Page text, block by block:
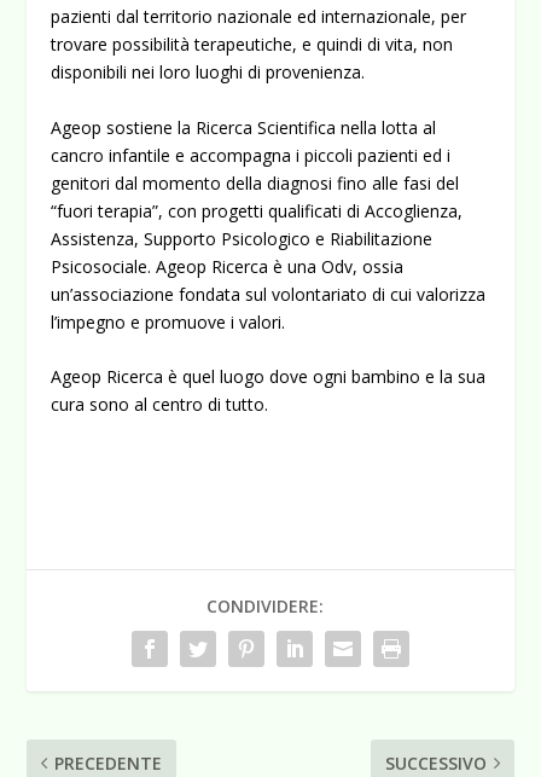
pazienti dal territorio nazionale ed internazionale, per
trovare possibilità terapeutiche, e quindi di vita, non
disponibili nei loro luoghi di provenienza.
Ageop sostiene la Ricerca Scientifica nella lotta al
cancro infantile e accompagna i piccoli pazienti ed i
genitori dal momento della diagnosi fino alle fasi del
“fuori terapia”, con progetti qualificati di Accoglienza,
Assistenza, Supporto Psicologico e Riabilitazione
Psicosociale. Ageop Ricerca è una Odv, ossia
un’associazione fondata sul volontariato di cui valorizza
l’impegno e promuove i valori.
Ageop Ricerca è quel luogo dove ogni bambino e la sua
cura sono al centro di tutto.
CONDIVIDERE:
PRECEDENTE SUCCESSIVO